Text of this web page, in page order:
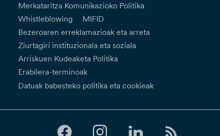
Merkataritza Komunikazioko Politika
Whistleblowing
MIFID
Bezeroaren erreklamazioak eta arreta
Ziurtagiri instituzionala eta soziala
Arriskuen Kudeaketa Politika
Erabilera-terminoak
Datuak babesteko politika eta cookieak